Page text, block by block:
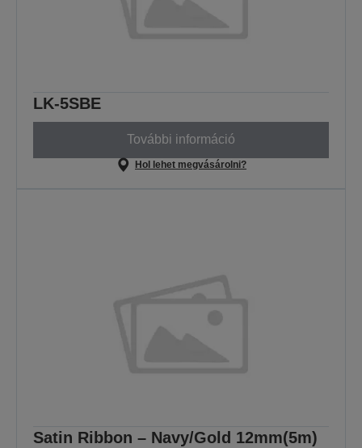
LK-5SBE
További információ
Hol lehet megvásárolni?
Satin Ribbon – Navy/Gold 12mm(5m)